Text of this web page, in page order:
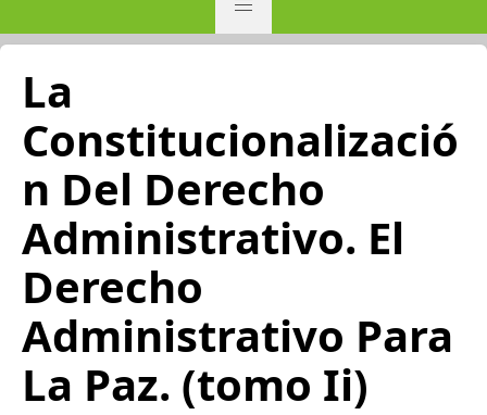
La
Constitucionalizació
n Del Derecho
Administrativo. El
Derecho
Administrativo Para
La Paz. (tomo Ii)